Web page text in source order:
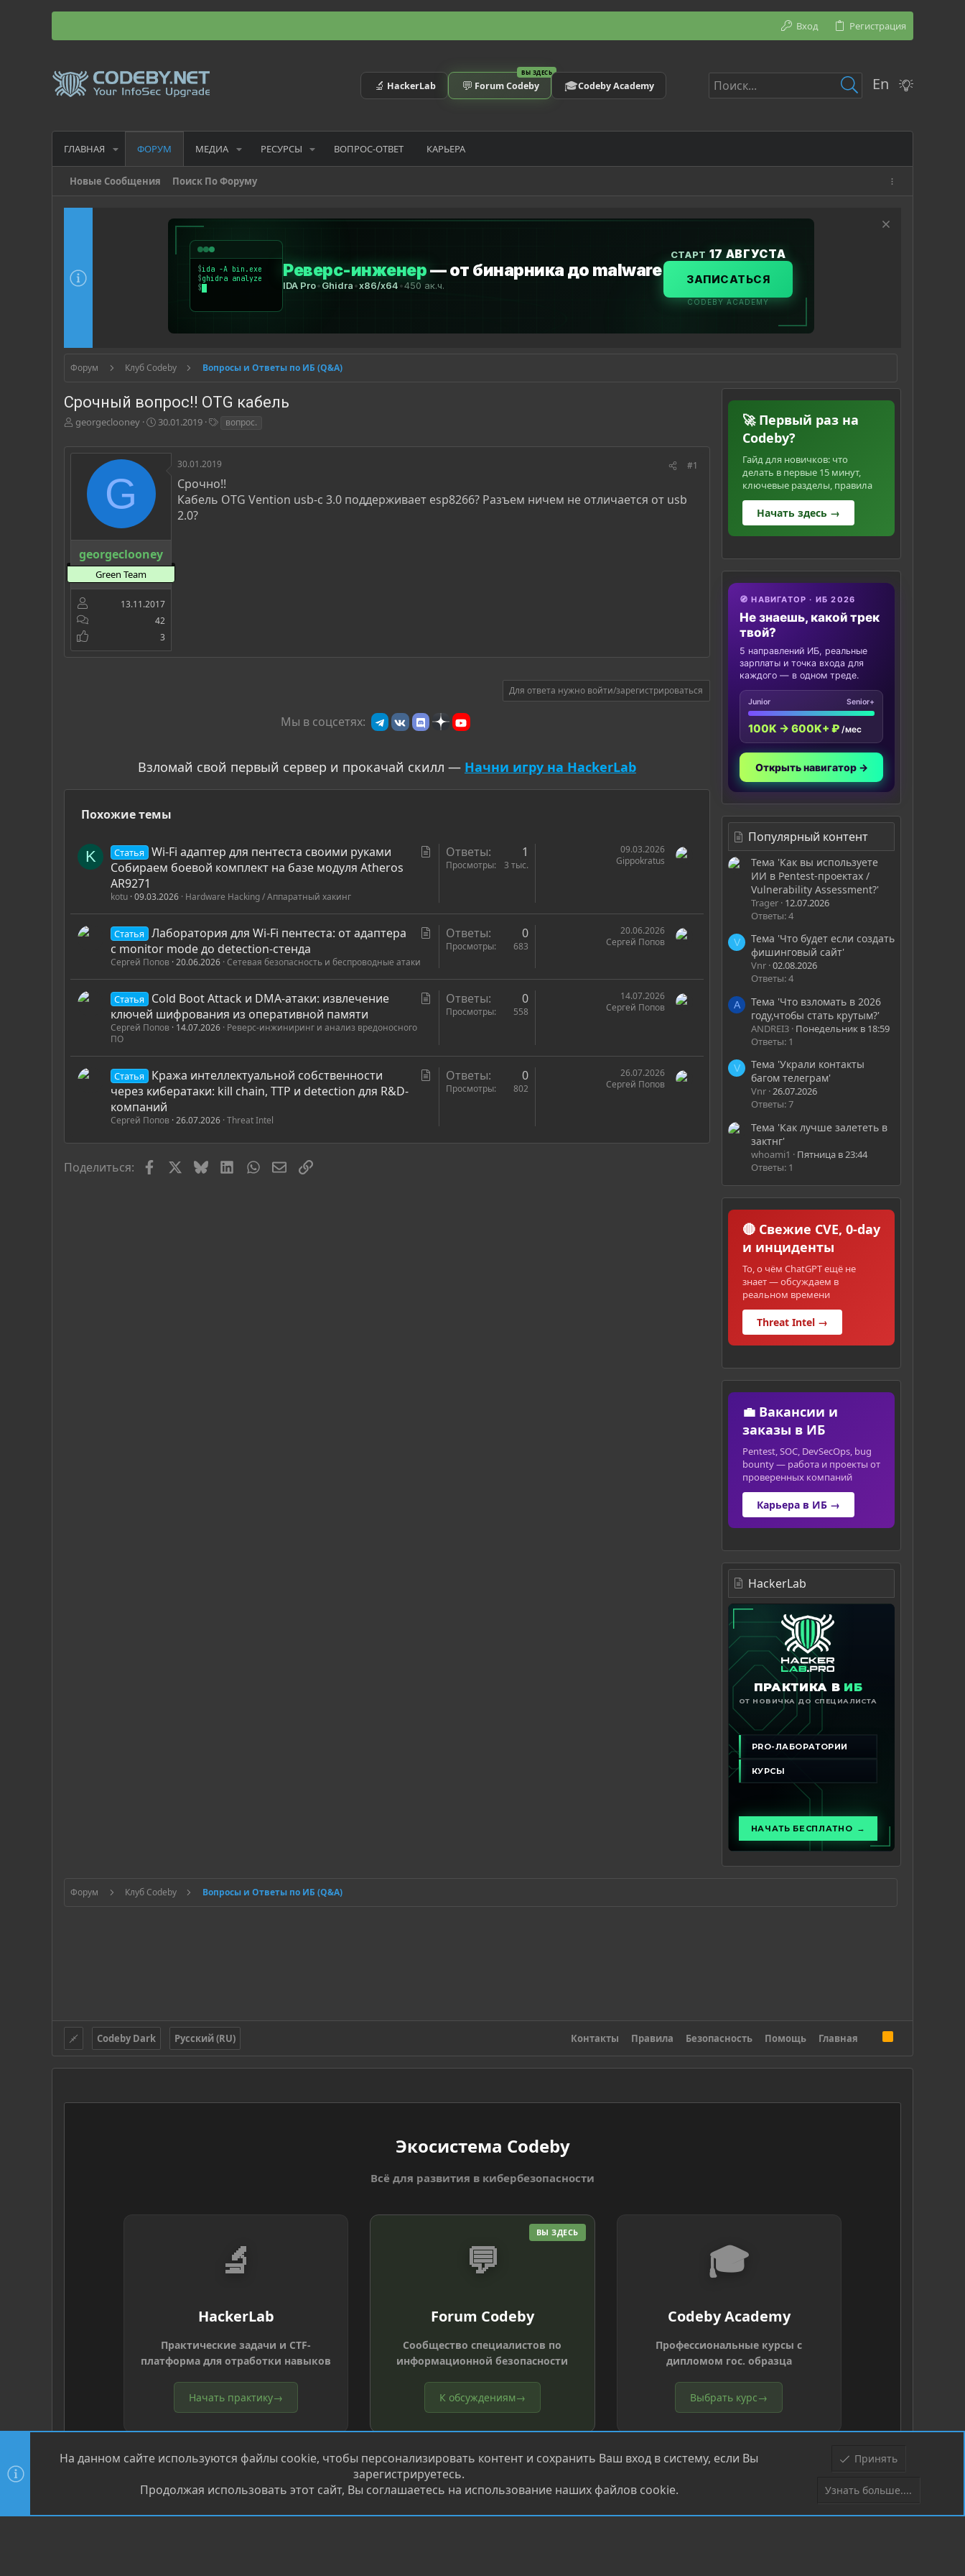
Вход Регистрация
🔬 HackerLab
ВЫ ЗДЕСЬ
💬 Forum Codeby 🎓Codeby Academy En
ГЛАВНАЯ ФОРУМ МЕДИА РЕСУРСЫ ВОПРОС-ОТВЕТ КАРЬЕРА
Новые Сообщения Поиск По Форуму
Форум Клуб Codeby Вопросы и Ответы по ИБ (Q&A)
Срочный вопрос!! OTG кабель
А
т
georgeclooney
Д
т
а
30.01.2019
г
и
вопрос.
G
georgeclooney
Green Team
13.11.2017
42
3
30.01.2019 #1
Срочно!!
Кабель OTG Vention usb-c 3.0 поддерживает esp8266? Разъем ничем не отличается от usb
2.0?
Для ответа нужно войти/зарегистрироваться
Мы в соцсетях:
Взломай свой первый сервер и прокачай скилл — Начни игру на HackerLab
Похожие темы
K
ь
Статья
Wi-Fi адаптер для пентеста своими руками
Собираем боевой комплект на базе модуля Atheros
AR9271
kotu 09.03.2026 Hardware Hacking / Аппаратный хакинг
Ответы 1
Просмотры 3 тыс.
09.03.2026
Gippokratus
т
Статья
Лаборатория для Wi-Fi пентеста: от адаптера
с monitor mode до detection-стенда
Сергей Попов 20.06.2026 Сетевая безопасность и беспроводные атаки
Ответы 0
Просмотры 683
20.06.2026
Сергей Попов
ь
Статья
Cold Boot Attack и DMA-атаки: извлечение
ключей шифрования из оперативной памяти
Сергей Попов 14.07.2026 Реверс-инжиниринг и анализ вредоносного
ПО
Ответы 0
Просмотры 558
14.07.2026
Сергей Попов
Статья
Кража интеллектуальной собственности
через кибератаки: kill chain, TTP и detection для R&D-
компаний
Сергей Попов 26.07.2026 Threat Intel
Ответы 0
Просмотры 802
26.07.2026
Сергей Попов
Поделиться: FacebookBlueskyLinkedInWhatsAppЭлектронная почта
Ссылка
🚀 Первый раз на
Codeby?
Гайд для новичков: что
делать в первые 15 минут,
ключевые разделы, правила
Начать здесь →
🧭 НАВИГАТОР · ИБ 2026
Не знаешь, какой трек
твой?
5 направлений ИБ, реальные
зарплаты и точка входа для
каждого — в одном треде.
Junior Senior+
100K → 600K+ ₽ /мес
Открыть навигатор →
Популярный контент
Тема 'Как вы используете
ИИ в Pentest-проектах /
Vulnerability Assessment?'
Trager 12.07.2026
Ответы: 4
V
Тема 'Что будет если создать
фишинговый сайт'
Vnr 02.08.2026
Ответы: 4
A
Тема 'Что взломать в 2026
году,чтобы стать крутым?'
ANDREI3 Понедельник в 18:59
Ответы: 1
V
Тема 'Украли контакты
багом телеграм'
Vnr 26.07.2026
Ответы: 7
Тема 'Как лучше залететь в
зактнг'
whoami1
Пятница в 23:44
Ответы: 1
🔴 Свежие CVE, 0-day
и инциденты
То, о чём ChatGPT ещё не
знает — обсуждаем в
реальном времени
Threat Intel →
💼 Вакансии и
заказы в ИБ
Pentest, SOC, DevSecOps, bug
bounty — работа и проекты от
проверенных компаний
Карьера в ИБ →
HackerLab
Форум Клуб Codeby Вопросы и Ответы по ИБ (Q&A)
Codeby Dark Русский (RU) Контакты Правила Безопасность Помощь Главная
S
Экосистема Codeby
Всё для развития в кибербезопасности
🔬
HackerLab
Практические задачи и CTF-
платформа для отработки навыков
Начать практику→
ВЫ ЗДЕСЬ
💬
Forum Codeby
Сообщество специалистов по
информационной безопасности
К обсуждениям→
🎓
Codeby Academy
Профессиональные курсы с
дипломом гос. образца
Выбрать курс→
Community platform by XenForo ® © 2010-2026 XenForo Ltd. Перевод от Jumuro® Верх
На данном сайте используются файлы cookie, чтобы персонализировать контент и сохранить Ваш вход в систему, если Вы
зарегистрируетесь.
Продолжая использовать этот сайт, Вы соглашаетесь на использование наших файлов cookie.
Принять
Узнать больше....